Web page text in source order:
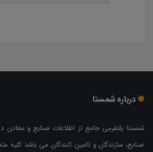
درباره شمستا
شمستا پلتفرمی جامع از اطلاعات صنایع و معادن
صنایع، سازندگان و تامین کنندگان می باشد